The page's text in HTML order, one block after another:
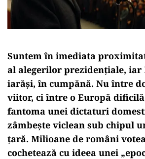
Suntem în imediata
al alegerilor prezidențiale, iar
iarăși, în cumpănă. Nu între
viitor, ci între o Europă
fantoma unei dictaturi
zâmbește viclean sub chipul
țară. Milioane de români
cochetează cu ideea unei